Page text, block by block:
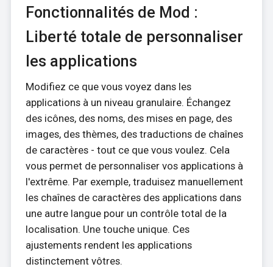
Fonctionnalités de Mod :
Liberté totale de personnaliser
les applications
Modifiez ce que vous voyez dans les
applications à un niveau granulaire. Échangez
des icônes, des noms, des mises en page, des
images, des thèmes, des traductions de chaînes
de caractères - tout ce que vous voulez. Cela
vous permet de personnaliser vos applications à
l'extrême. Par exemple, traduisez manuellement
les chaînes de caractères des applications dans
une autre langue pour un contrôle total de la
localisation. Une touche unique. Ces
ajustements rendent les applications
distinctement vôtres.